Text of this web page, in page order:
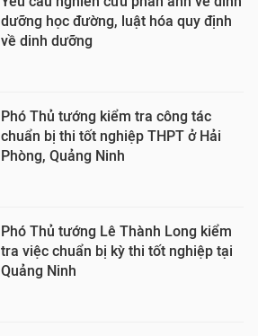
dưỡng học đường, luật hóa quy định
về dinh dưỡng
Phó Thủ tướng kiểm tra công tác
chuẩn bị thi tốt nghiệp THPT ở Hải
Phòng, Quảng Ninh
Phó Thủ tướng Lê Thành Long kiểm
tra việc chuẩn bị kỳ thi tốt nghiệp tại
Quảng Ninh